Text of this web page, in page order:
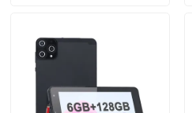
見積依頼
人間の特徴をもつタブレッ